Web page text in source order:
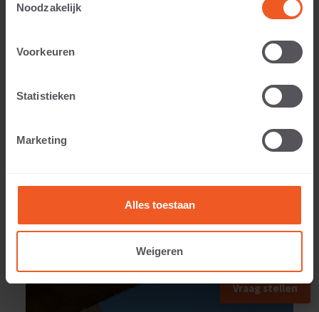
Noodzakelijk
Voorkeuren
Statistieken
Marketing
Alles toestaan
Weigeren
Anwendbar auf:
109 KG
ANWENDUNGSBEISPIEL
Vraag stellen